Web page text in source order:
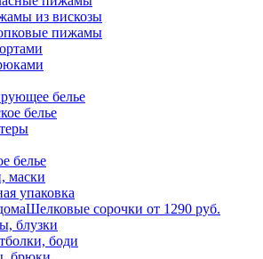
из вискозы
пижамы
белье
белье
белье
маски
упаковка
Шелковые сорочки от 1290 руб.
блузки
боди